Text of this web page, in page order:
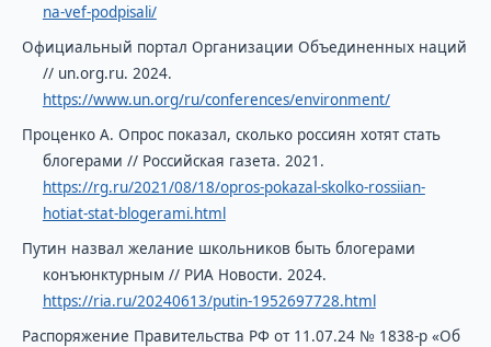
na-vef-podpisali/
Официальный портал Организации Объединенных наций
// un.org.ru. 2024.
https://www.un.org/ru/conferences/environment/
Проценко А. Опрос показал, сколько россиян хотят стать
блогерами // Российская газета. 2021.
https://rg.ru/2021/08/18/opros-pokazal-skolko-rossiian-
hotiat-stat-blogerami.html
Путин назвал желание школьников быть блогерами
конъюнктурным // РИА Новости. 2024.
https://ria.ru/20240613/putin-1952697728.html
Распоряжение Правительства РФ от 11.07.24 № 1838-р «Об